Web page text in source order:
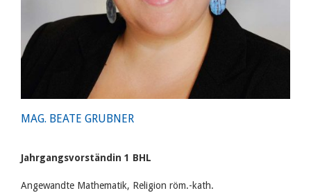
MAG. BEATE GRUBNER
Jahrgangsvorständin 1 BHL
Angewandte Mathematik, Religion röm.-kath.